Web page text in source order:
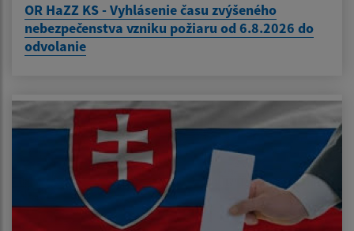
OR HaZZ KS - Vyhlásenie času zvýšeného
nebezpečenstva vzniku požiaru od 6.8.2026 do
odvolanie